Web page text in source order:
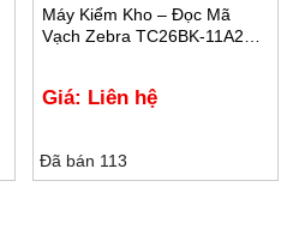
Máy Kiểm Kho – Đọc Mã
Vạch Zebra TC26BK-11A222-
Giá: Liên hệ
Đã bán 113